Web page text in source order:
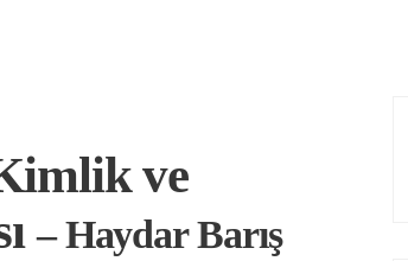
ve
– Haydar Barış